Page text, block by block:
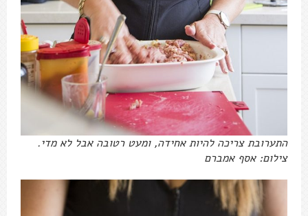
התערובת צריכה להיות אחידה, ומעט רטובה אבל לא מדי.
צילום: אסף אמברם